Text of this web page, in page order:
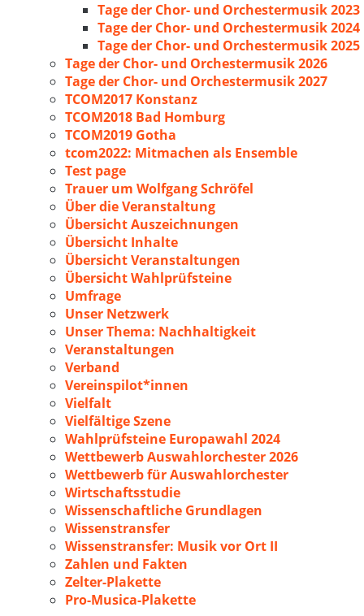
Tage der Chor- und Orchestermusik 2023
Tage der Chor- und Orchestermusik 2024
Tage der Chor- und Orchestermusik 2025
Tage der Chor- und Orchestermusik 2026
Tage der Chor- und Orchestermusik 2027
TCOM2017 Konstanz
TCOM2018 Bad Homburg
TCOM2019 Gotha
tcom2022: Mitmachen als Ensemble
Test page
Trauer um Wolfgang Schröfel
Über die Veranstaltung
Übersicht Auszeichnungen
Übersicht Inhalte
Übersicht Veranstaltungen
Übersicht Wahlprüfsteine
Umfrage
Unser Netzwerk
Unser Thema: Nachhaltigkeit
Veranstaltungen
Verband
Vereinspilot*innen
Vielfalt
Vielfältige Szene
Wahlprüfsteine Europawahl 2024
Wettbewerb Auswahlorchester 2026
Wettbewerb für Auswahlorchester
Wirtschaftsstudie
Wissenschaftliche Grundlagen
Wissenstransfer
Wissenstransfer: Musik vor Ort II
Zahlen und Fakten
Zelter-Plakette
Pro-Musica-Plakette